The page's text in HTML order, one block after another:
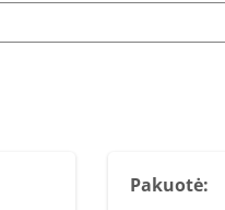
Pakuotė: